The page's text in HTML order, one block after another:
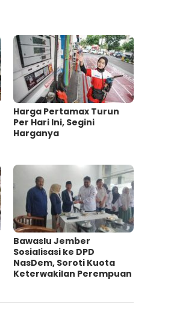
Harga Pertamax Turun
Per Hari Ini, Segini
Harganya
Bawaslu Jember
Sosialisasi ke DPD
NasDem, Soroti Kuota
Keterwakilan Perempuan